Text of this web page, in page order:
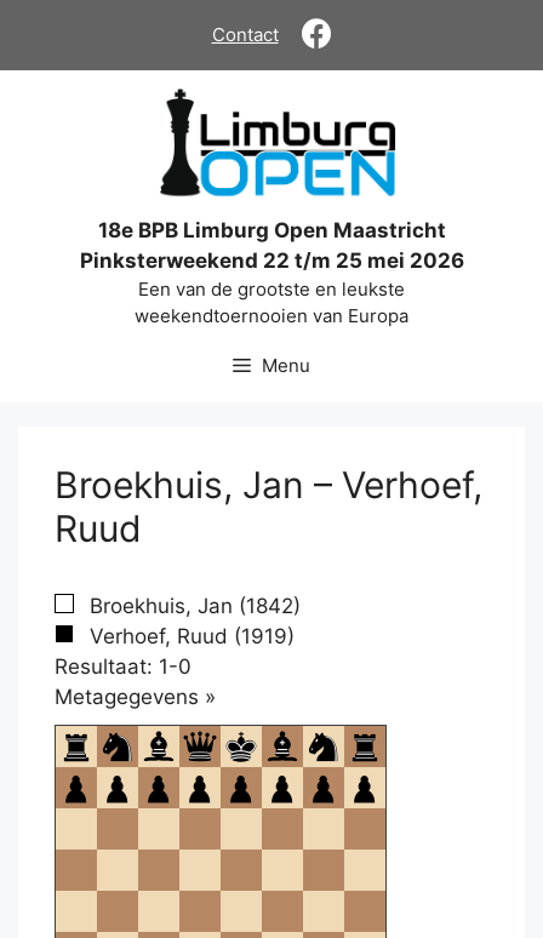
de
Contact
18e BPB Limburg Open Maastricht
Pinksterweekend 22 t/m 25 mei 2026
Een van de grootste en leukste
weekendtoernooien van Europa
Menu
Broekhuis, Jan – Verhoef,
Ruud
Broekhuis, Jan (1842)
Verhoef, Ruud (1919)
Resultaat: 1-0
Metagegevens »
om
te
openen.